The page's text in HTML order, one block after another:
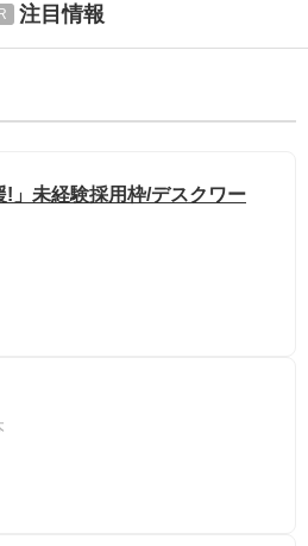
注目情報
!」未経験採用枠/デスクワー